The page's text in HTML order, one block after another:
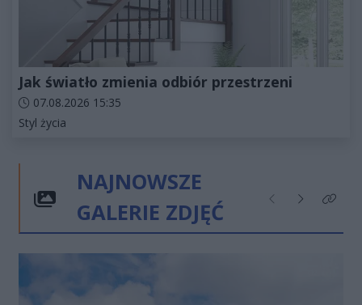
Jak światło zmienia odbiór przestrzeni
Data dodania artykułu:
07.08.2026 15:35
Kategorie artykułu:
Styl życia
NAJNOWSZE
GALERIE ZDJĘĆ
Poprzednie
NastępneKliknij